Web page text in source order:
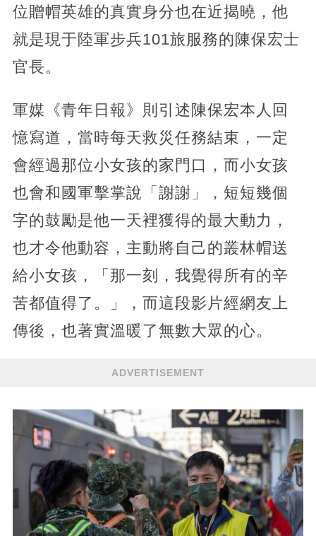
位贈帽英雄的真實身分也在近揭曉，他
就是現于陸軍步兵101旅服務的陳保宏士
官長。
軍媒《青年日報》則引述陳保宏本人回
憶寫道，當時每天救災任務結束，一定
會經過那位小女孩的家門口，而小女孩
也會和國軍擊掌說「謝謝」，短短幾個
字的鼓勵是他一天裡獲得的最大動力，
也才令他動容，主動將自己的叢林帽送
給小女孩，「那一刻，我覺得所有的辛
苦都值得了。」，而這段影片經網友上
傳後，也著實溫暖了無數大眾的心。
ADVERTISEMENT